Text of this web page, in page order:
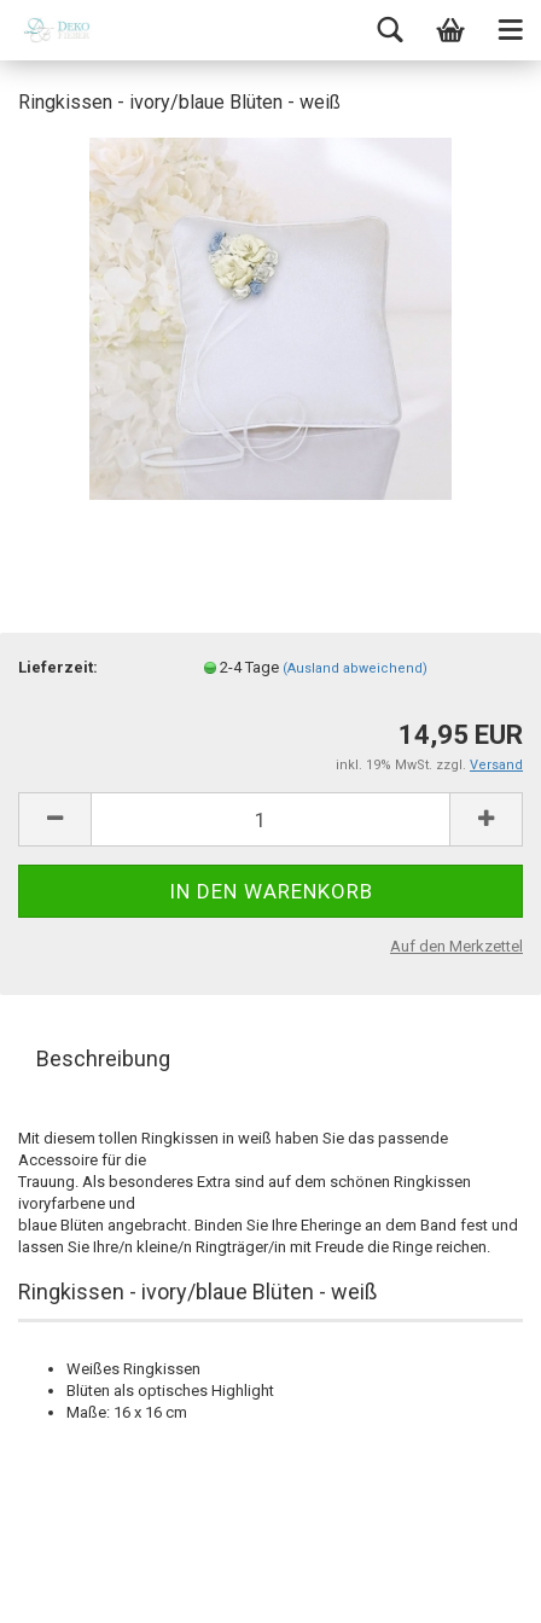
Ringkissen - ivory/blaue Blüten - weiß
Lieferzeit: 2-4 Tage (Ausland abweichend)
14,95 EUR
inkl. 19% MwSt. zzgl. Versand
Auf den Merkzettel
Beschreibung
Mit diesem tollen Ringkissen in weiß haben Sie das passende
Accessoire für die
Trauung. Als besonderes Extra sind auf dem schönen Ringkissen
ivoryfarbene und
blaue Blüten angebracht. Binden Sie Ihre Eheringe an dem Band fest und
lassen Sie Ihre/n kleine/n Ringträger/in mit Freude die Ringe reichen.
Ringkissen - ivory/blaue Blüten - weiß
Weißes Ringkissen
Blüten als optisches Highlight
Maße: 16 x 16 cm